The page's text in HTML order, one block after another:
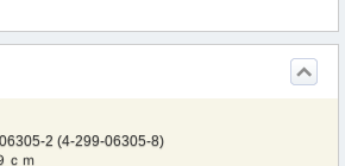
2 (4-299-06305-8)
ｃｍ